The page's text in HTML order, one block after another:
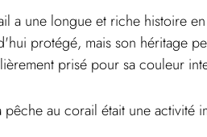
a une longue et riche histoire
protégé, mais son héritage
prisé pour sa couleur
pêche au corail était une